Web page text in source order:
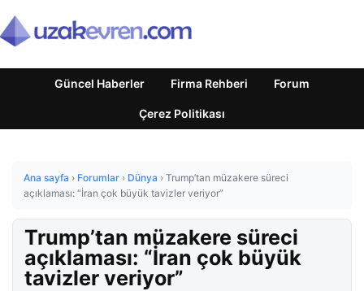
Güncel Haberler Firma Rehberi Forum
Çerez Politikası
Ana sayfa › Forumlar › Dünya › Trump’tan müzakere süreci
açıklaması: “İran çok büyük tavizler veriyor”
Trump’tan müzakere süreci
açıklaması: “İran çok büyük
tavizler veriyor”